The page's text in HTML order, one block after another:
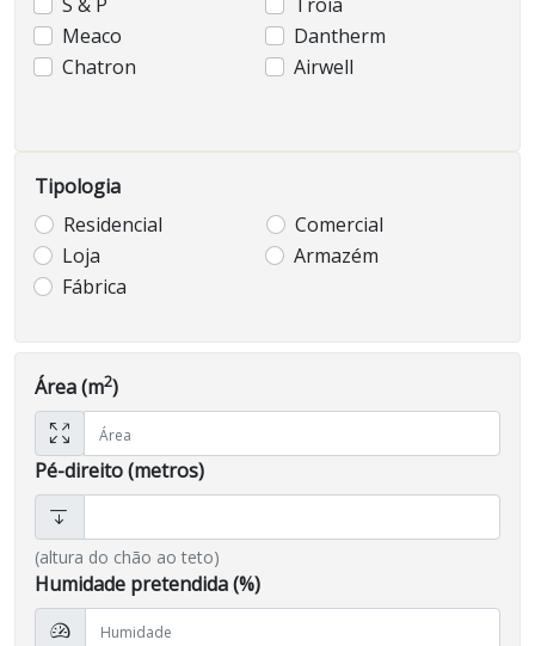
Meaco
Dantherm
Chatron
Airwell
Tipologia
Residencial
Comercial
Loja
Armazém
Fábrica
Área (m2)
Pé-direito (metros)
(altura do chão ao teto)
Humidade pretendida (%)